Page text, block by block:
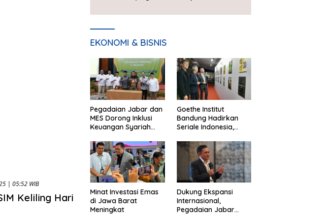
| 05:52 WIB
Keliling Hari
EKONOMI & BISNIS
Pegadaian Jabar dan
MES Dorong Inklusi
Keuangan Syariah
UMKM
Goethe Institut
Bandung Hadirkan
Seriale Indonesia,
Global Industri Serial
Minat Investasi Emas
di Jawa Barat
Meningkat
Dukung Ekspansi
Internasional,
Pegadaian Jabar